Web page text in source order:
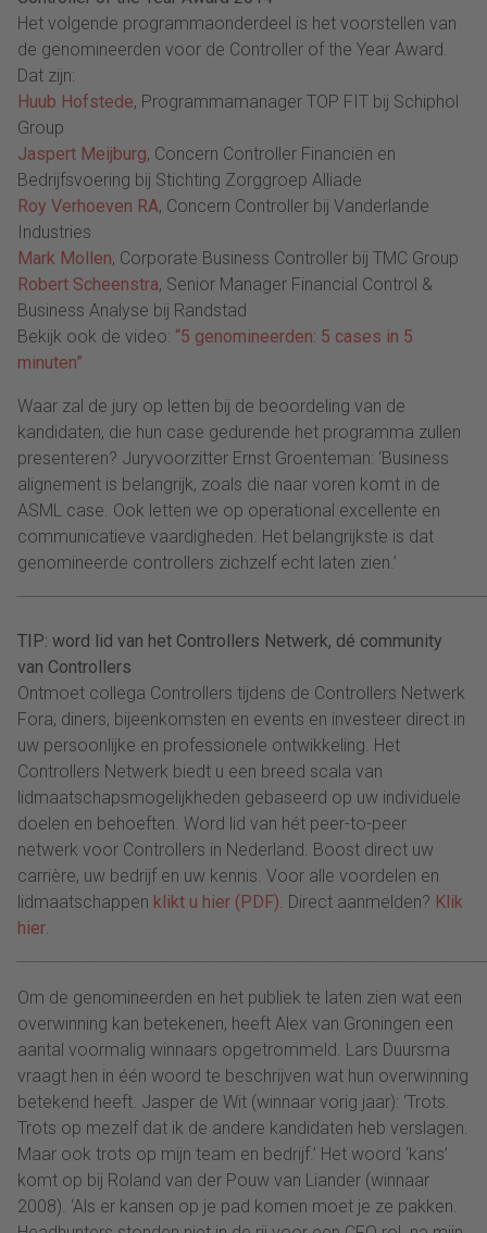
Het volgende programmaonderdeel is het voorstellen van
de genomineerden voor de Controller of the Year Award.
Dat zijn:
Huub Hofstede, Programmamanager TOP FIT bij Schiphol
Group
Jaspert Meijburg, Concern Controller Financiën en
Bedrijfsvoering bij Stichting Zorggroep Alliade
Roy Verhoeven RA, Concern Controller bij Vanderlande
Industries
Mark Mollen, Corporate Business Controller bij TMC Group
Robert Scheenstra, Senior Manager Financial Control &
Business Analyse bij Randstad
Bekijk ook de video: “5 genomineerden: 5 cases in 5
minuten”
Waar zal de jury op letten bij de beoordeling van de
kandidaten, die hun case gedurende het programma zullen
presenteren? Juryvoorzitter Ernst Groenteman: ‘Business
alignement is belangrijk, zoals die naar voren komt in de
ASML case. Ook letten we op operational excellente en
communicatieve vaardigheden. Het belangrijkste is dat
genomineerde controllers zichzelf echt laten zien.’
TIP: word lid van het Controllers Netwerk, dé community
van Controllers
Ontmoet collega Controllers tijdens de Controllers Netwerk
Fora, diners, bijeenkomsten en events en investeer direct in
uw persoonlijke en professionele ontwikkeling. Het
Controllers Netwerk biedt u een breed scala van
lidmaatschapsmogelijkheden gebaseerd op uw individuele
doelen en behoeften. Word lid van hét peer-to-peer
netwerk voor Controllers in Nederland. Boost direct uw
carrière, uw bedrijf en uw kennis. Voor alle voordelen en
lidmaatschappen klikt u hier (PDF) . Direct aanmelden? Klik
hier
Om de genomineerden en het publiek te laten zien wat een
overwinning kan betekenen, heeft Alex van Groningen een
aantal voormalig winnaars opgetrommeld. Lars Duursma
vraagt hen in één woord te beschrijven wat hun overwinning
betekend heeft. Jasper de Wit (winnaar vorig jaar): ‘Trots.
Trots op mezelf dat ik de andere kandidaten heb verslagen.
Maar ook trots op mijn team en bedrijf.’ Het woord ‘kans’
komt op bij Roland van der Pouw van Liander (winnaar
2008). ‘Als er kansen op je pad komen moet je ze pakken.